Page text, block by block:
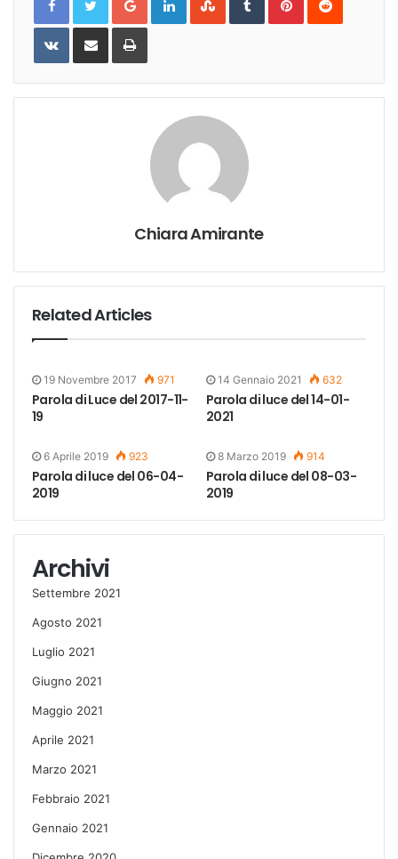
VKontakteShare
Email
Print
Chiara Amirante
Related Articles
19 Novembre 2017 971
Parola di Luce del 2017-11-
19
14 Gennaio 2021 632
Parola di luce del 14-01-
2021
6 Aprile 2019 923
Parola di luce del 06-04-
2019
8 Marzo 2019 914
Parola di luce del 08-03-
2019
Archivi
Settembre 2021
Agosto 2021
Luglio 2021
Giugno 2021
Maggio 2021
Aprile 2021
Marzo 2021
Febbraio 2021
Gennaio 2021